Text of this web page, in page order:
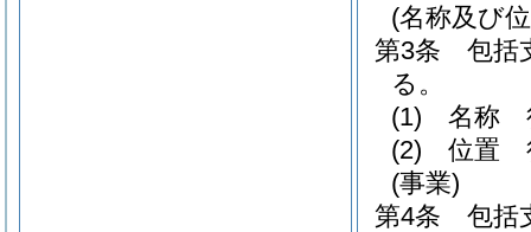
(名称及び
第3条
包括
る。
(1)
名称
(2)
位置
(事業)
第4条
包括